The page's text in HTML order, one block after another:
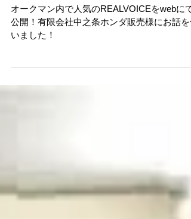
之条ホンダ販売
オークマン内で人気のREALVOICEをwebにて
公開！有限会社中之条ホンダ販売様にお話を